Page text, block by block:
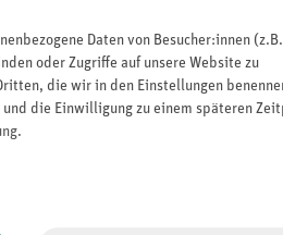
Daten von Besucher:innen
oder Zugriffe auf unsere Website zu
die wir in den Einstellungen
die Einwilligung zu einem späteren
.